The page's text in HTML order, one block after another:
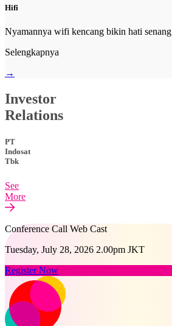
Hifi
Nyamannya wifi kencang bikin hati senang
Selengkapnya
→
Investor
Relations
PT
Indosat
Tbk
See
More
Conference Call Web Cast
Tuesday, July 28, 2026 2.00pm JKT
Register Now